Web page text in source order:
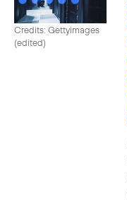
Credits: Gettyimages
(edited)